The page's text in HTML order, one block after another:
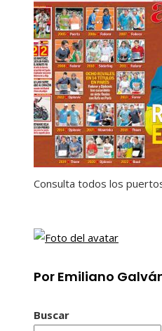
Consulta todos los
Por Emiliano
Buscar